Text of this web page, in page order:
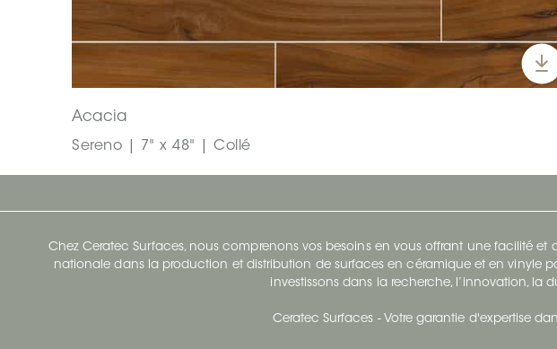
Acacia
Sereno | 7" x 48" | Collé
Chez Ceratec Surfaces, nous comprenons vos besoins en vous offrant une facilité
nationale dans la production et distribution de surfaces en céramique et en vinyle
investissons dans la recherche, l’innovation, la
Ceratec Surfaces - Votre garantie d'expertise